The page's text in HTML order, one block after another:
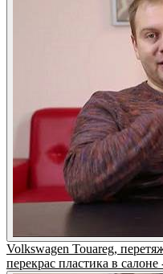
Volkswagen Touareg,
перекрас пластика в салоне